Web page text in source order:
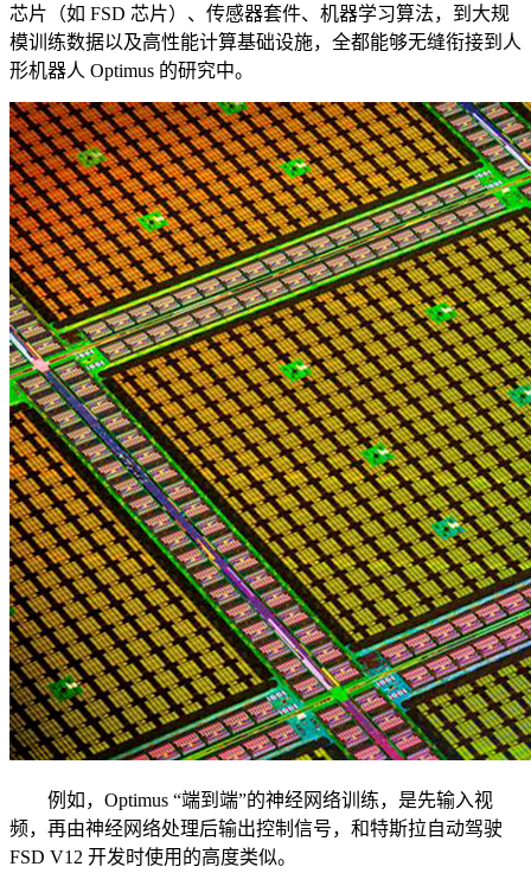
芯片（如 FSD 芯片）、传感器套件、机器学习算法，到大规
模训练数据以及高性能计算基础设施，全都能够无缝衔接到人
形机器人 Optimus 的研究中。
例如，Optimus “端到端”的神经网络训练，是先输入视
频，再由神经网络处理后输出控制信号，和特斯拉自动驾驶
FSD V12 开发时使用的高度类似。